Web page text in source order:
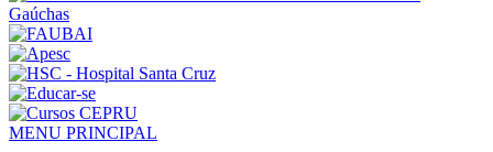
MENU PRINCIPAL